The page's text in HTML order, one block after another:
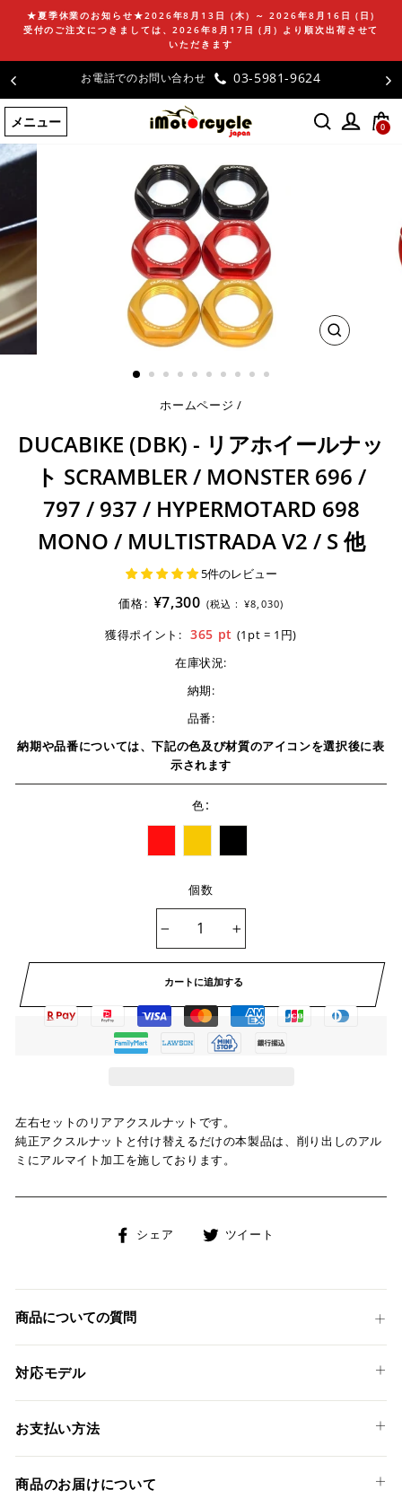
ン
ツ
に
ス
キ
ッ
★夏季休業のお知らせ★2026年8月13日 (木) ～ 2026年8月16日 (日)
受付のご注文につきましては、2026年8月17日 (月) より順次出荷させて
いただきます
お電話でのお問い合わせ 03-5981-9624
メニュー 0
閉
ホームページ /
DUCABIKE (DBK) - リアホイールナッ
ト SCRAMBLER / MONSTER 696 /
797 / 937 / HYPERMOTARD 698
MONO / MULTISTRADA V2 / S 他
5件のレビュー
価格: ¥7,300 (税込 : ¥8,030)
獲得ポイント: 365 pt (1pt = 1円)
在庫状況:
納期:
品番:
納期や品番については、下記の色及び材質のアイコンを選択後に表
示されます
色:
個数
カートに追加する
左右セットのリアアクスルナットです。
純正アクスルナットと付け替えるだけの本製品は、削り出しのアル
ミにアルマイト加工を施しております。
シェア
Facebook
ェ
る
ツイート
稿
商品についての質問
対応モデル
DUCATI
SCRAMBLER CAFE RACER '17-20
SCRAMBLER CLASSIC '15-18
お支払い方法
クレジットカード
商品のお届けについて